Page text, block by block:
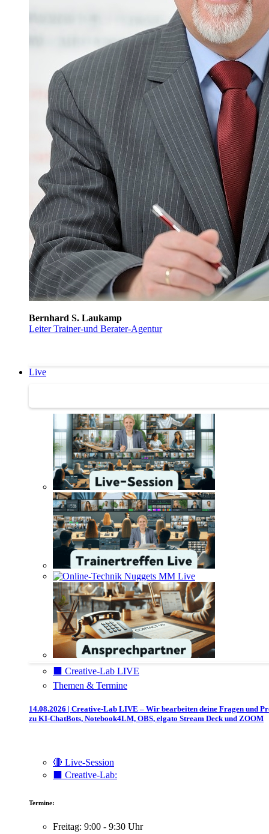
Bernhard S. Laukamp
Leiter Trainer-und Berater-Agentur
Live
⬛️ Creative-Lab LIVE
Themen & Termine
14.08.2026 | Creative-Lab LIVE – Wir bearbeiten deine Fragen und
zu KI-ChatBots, Notebook4LM, OBS, elgato Stream Deck und ZOOM
🔴 Live-Session
⬛️ Creative-Lab:
Termine:
Freitag: 9:00 - 9:30 Uhr